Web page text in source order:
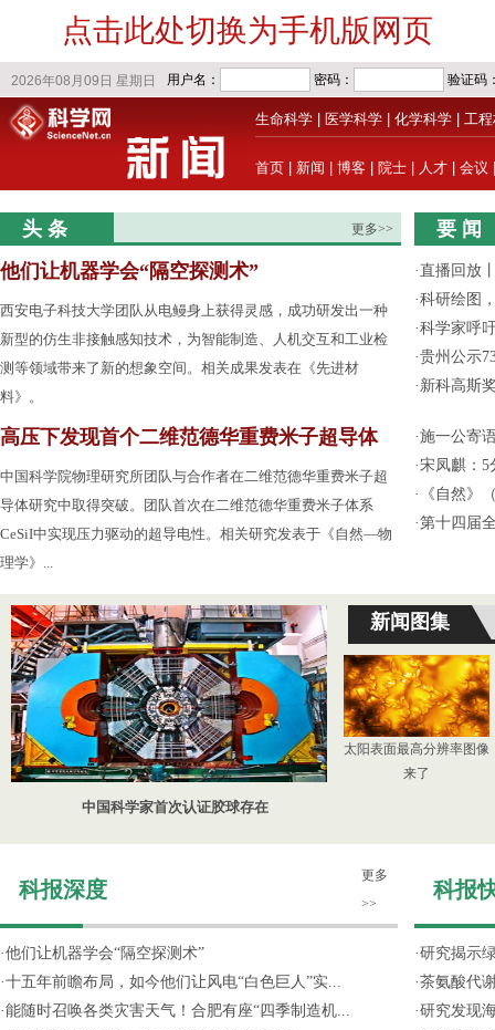
点击此处切换为手机版网页
生命科学 医学科学 化学科学 工
首页 新闻 博客 院士 人才 会议
头 条 更多>>
他们让机器学会“隔空探测术”
西安电子科技大学团队从电鳗身上获得灵感，成功研发出一种
新型的仿生非接触感知技术，为智能制造、人机交互和工业检
测等领域带来了新的想象空间。相关成果发表在《先进材
料》。
高压下发现首个二维范德华重费米子超导体
中国科学院物理研究所团队与合作者在二维范德华重费米子超
导体研究中取得突破。团队首次在二维范德华重费米子体系
CeSiI中实现压力驱动的超导电性。相关研究发表于《自然—物
理学》...
要 闻
·直播回放
·科研绘图
·科学家呼
·贵州公示
· 新科高斯
·施一公寄
·宋凤麒：5
·
《自然》
·第十四届
中国科学家首次认证胶球存在
新闻图集
太阳表面最高分辨率图像
来了
科报深度
更多
>>
·他们让机器学会“隔空探测术”
·十五年前瞻布局，如今他们让风电“白色巨人”实...
·能随时召唤各类灾害天气！合肥有座“四季制造机...
科报
·研究揭示
·茶氨酸代
·研究发现